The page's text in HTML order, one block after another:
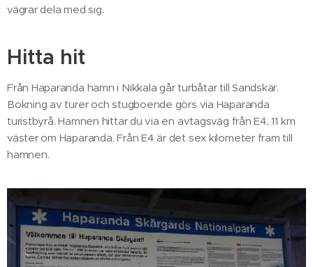
vägrar dela med sig.
Hitta hit
Från Haparanda hamn i Nikkala går turbåtar till Sandskär.
Bokning av turer och stugboende görs via Haparanda
turistbyrå. Hamnen hittar du via en avtagsväg från E4, 11 km
väster om Haparanda. Från E4 är det sex kilometer fram till
hamnen.